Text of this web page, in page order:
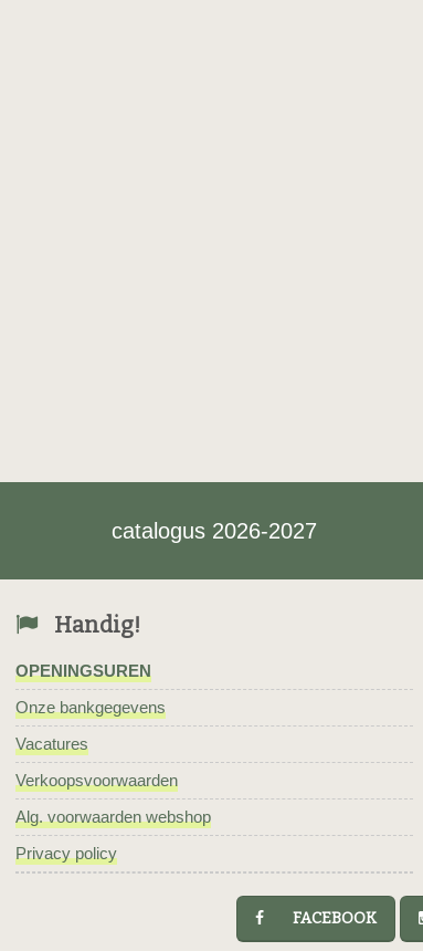
catalogus 2026-2027
Handig!
OPENINGSUREN
Onze bankgegevens
Vacatures
Verkoopsvoorwaarden
Alg. voorwaarden webshop
Privacy policy
FACEBOOK